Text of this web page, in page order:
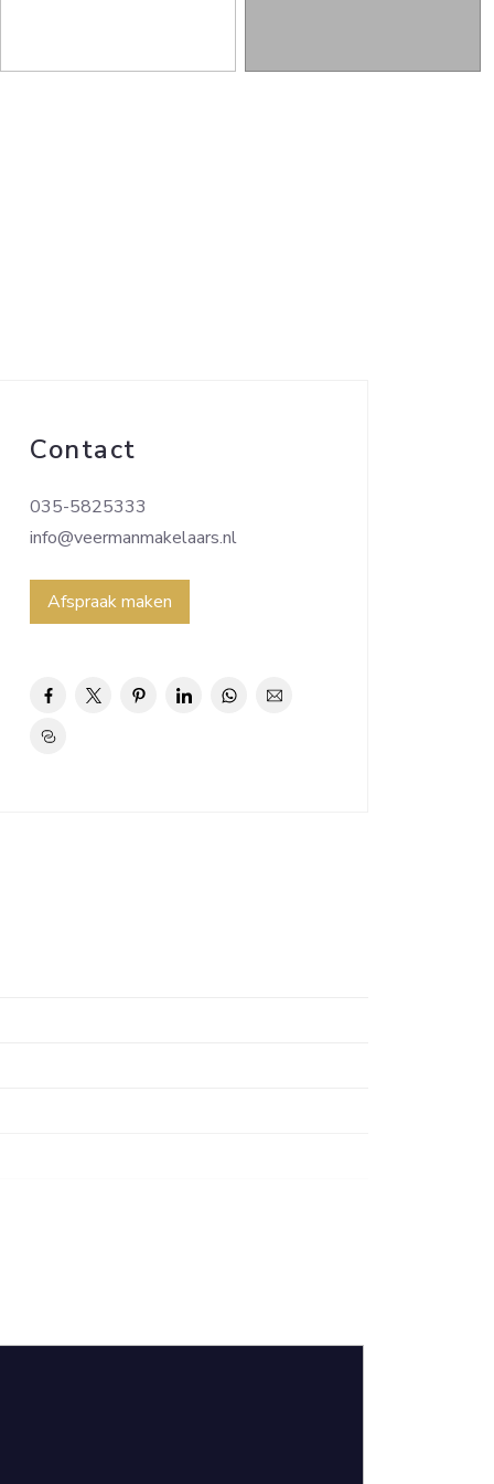
Contact
035-5825333
info@veermanmakelaars.nl
Afspraak maken